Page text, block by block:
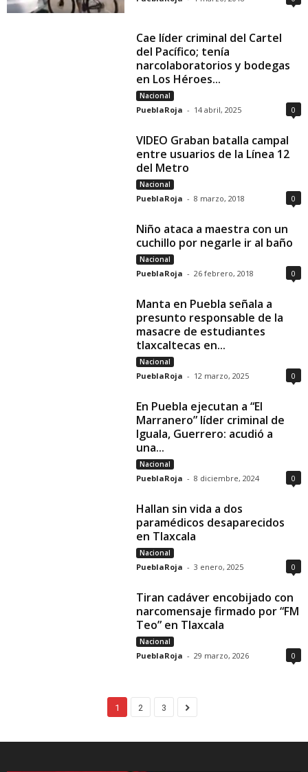
Cae líder criminal del Cartel
del Pacífico; tenía
narcolaboratorios y bodegas
en Los Héroes...
Nacional
PueblaRoja - 14 abril, 2025 0
VIDEO Graban batalla campal
entre usuarios de la Línea 12
del Metro
Nacional
PueblaRoja - 8 marzo, 2018 0
Niño ataca a maestra con un
cuchillo por negarle ir al baño
Nacional
PueblaRoja - 26 febrero, 2018 0
Manta en Puebla señala a
presunto responsable de la
masacre de estudiantes
tlaxcaltecas en...
Nacional
PueblaRoja - 12 marzo, 2025 0
En Puebla ejecutan a “El
Marranero” líder criminal de
Iguala, Guerrero: acudió a
una...
Nacional
PueblaRoja - 8 diciembre, 2024 0
Hallan sin vida a dos
paramédicos desaparecidos
en Tlaxcala
Nacional
PueblaRoja - 3 enero, 2025 0
Tiran cadáver encobijado con
narcomensaje firmado por “FM
Teo” en Tlaxcala
Nacional
PueblaRoja - 29 marzo, 2026 0
1 2 3